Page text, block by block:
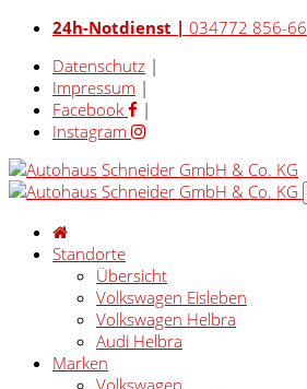
24h-Notdienst | 034772 856-66
Datenschutz |
Impressum |
Facebook
|
Instagram
Standorte
Übersicht
Volkswagen Eisleben
Volkswagen Helbra
Audi Helbra
Marken
Volkswagen